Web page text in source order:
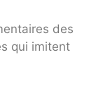
des
qui imitent